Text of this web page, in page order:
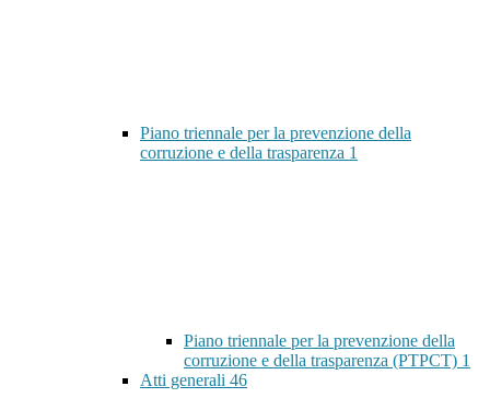
Piano triennale per la prevenzione della
corruzione e della trasparenza 1
Piano triennale per la prevenzione della
corruzione e della trasparenza (PTPCT) 1
Atti generali 46